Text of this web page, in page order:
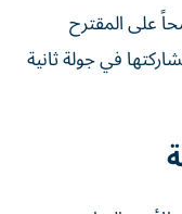
على المقترح
في جولة ثانية